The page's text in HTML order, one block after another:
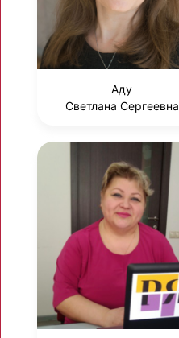
Аду
Светлана Сергеевна